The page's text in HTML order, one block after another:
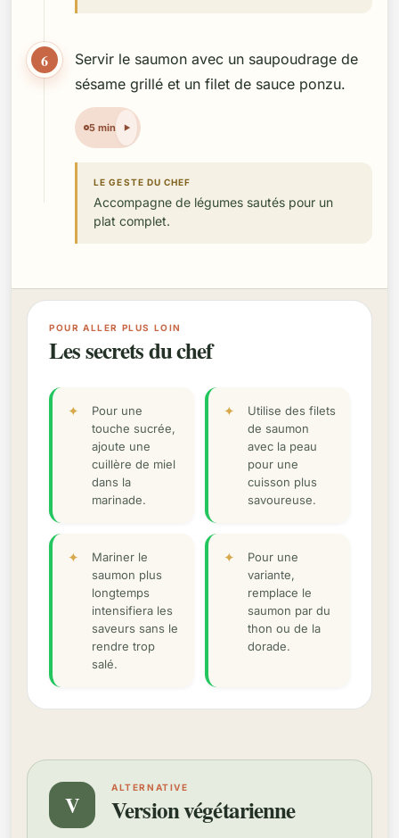
6
Servir le saumon avec un saupoudrage de
sésame grillé et un filet de sauce ponzu.
5 min
LE GESTE DU CHEF
Accompagne de légumes sautés pour un
plat complet.
POUR ALLER PLUS LOIN
Les secrets du chef
Pour une
touche sucrée,
ajoute une
cuillère de miel
dans la
marinade.
Utilise des filets
de saumon
avec la peau
pour une
cuisson plus
savoureuse.
Mariner le
saumon plus
longtemps
intensifiera les
saveurs sans le
rendre trop
salé.
Pour une
variante,
remplace le
saumon par du
thon ou de la
dorade.
V
ALTERNATIVE
Version végétarienne